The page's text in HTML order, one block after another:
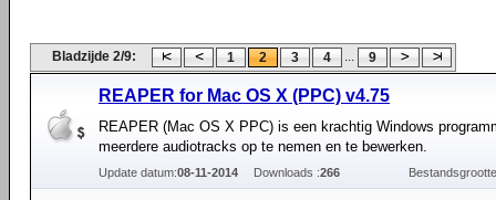
Bladzijde 2/9: 1 2 3 4 ... 9
REAPER for Mac OS X (PPC) v4.75
REAPER (Mac OS X PPC) is een krachtig Windows
meerdere audiotracks op te nemen en te bewerken.
Update datum:08-11-2014 Downloads :266